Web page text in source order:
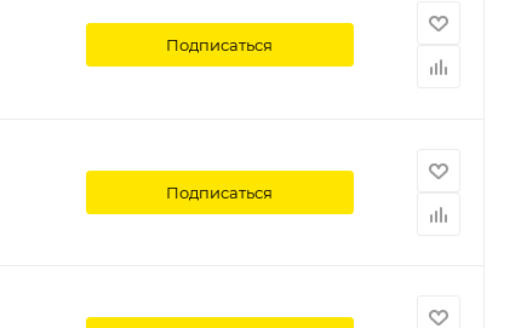
Подписаться
Подписаться